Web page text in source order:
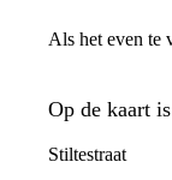
Als het even te
Op de kaart
Stiltestraat